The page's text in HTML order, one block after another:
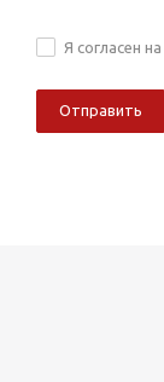
Я согласен на